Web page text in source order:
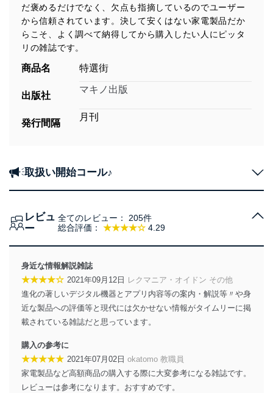
だ褒めるだけでなく、欠点も指摘しているのでユーザー
から信頼されています。決して安くはない家電製品だか
らこそ、よく調べて納得してから購入したい人にピッタ
リの雑誌です。
商品名 特選街
出版社
マキノ出版
発行間隔
月刊
取扱い開始コール♪
レビュ
ー
総合評価： ★★★★☆ 4.29
全てのレビュー： 205件
身近な情報解説雑誌
★★★★☆ 2021年09月12日 レクマニア・オイドン その他
進化の著しいデジタル機器とアプリ内容等の案内・解説等〃や身
近な製品への評価等と現代には欠かせない情報がタイムリーに掲
載されている雑誌だと思っています。
購入の参考に
★★★★★ 2021年07月02日 okatomo 教職員
家電製品など高額商品の購入する際に大変参考になる雑誌です。
レビューは参考になります。おすすめです。